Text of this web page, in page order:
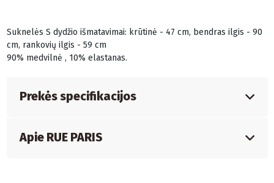
Suknelės S dydžio išmatavimai: krūtinė - 47 cm, bendras ilgis - 90
cm, rankovių ilgis - 59 cm
90% medvilnė , 10% elastanas.
Prekės specifikacijos
Apie RUE PARIS